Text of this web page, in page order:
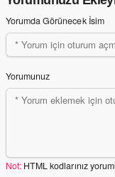
Yorumda Görünecek İsim
Yorumunuz
Not: HTML kodlarınız